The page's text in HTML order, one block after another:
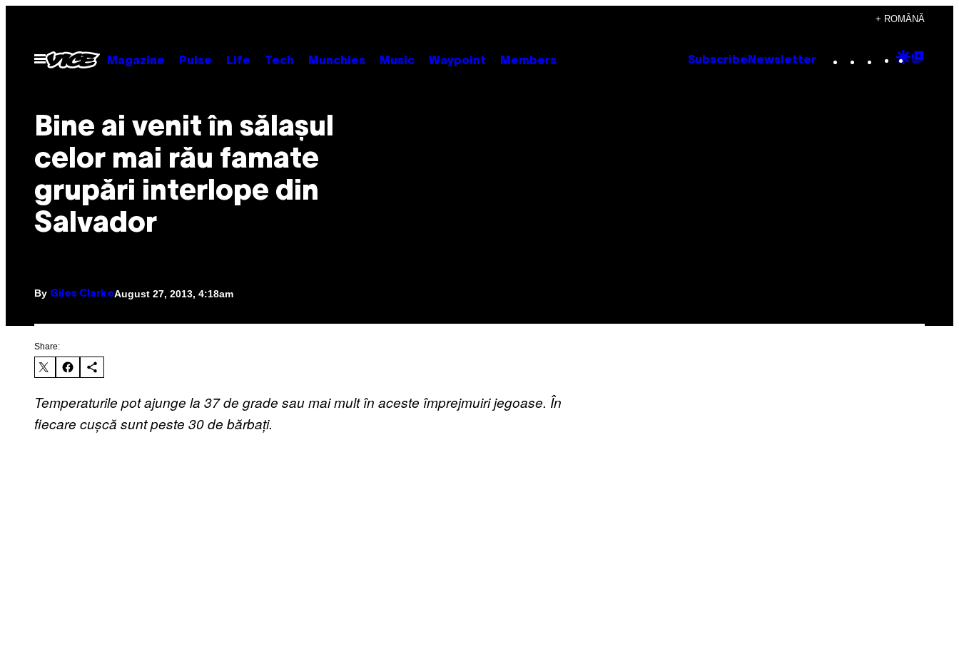
content
+ ROMÂNĂ
Open
Menu
Magazine Pulse Life Tech Munchies Music Waypoint Members Subscribe Newsletter Instagram
TikTok
YouTube
Google
Bine ai venit în sălașul
celor mai rău famate
grupări interlope din
Salvador
By Giles ClarkeAugust 27, 2013, 4:18am
Share:
Temperaturile pot ajunge la 37 de grade sau mai mult în aceste împrejmuiri jegoase. În
fiecare cușcă sunt peste 30 de bărbați.